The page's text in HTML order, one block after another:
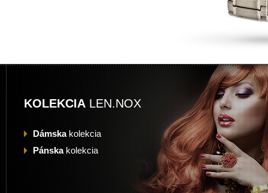
KOLEKCIA LEN.NOX
Dámskakolekcia
Pánskakolekcia